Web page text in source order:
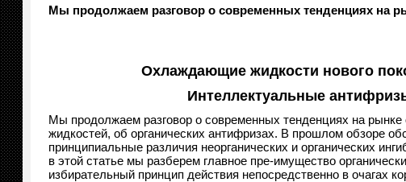
Мы продолжаем разговор о современных тенденциях на
Охлаждающие жидкости нового
Интеллектуальные
Мы продолжаем разговор о современных тенденциях на
жидкостей, об органических антифризах. В прошлом обзоре
принципиальные различия неорганических и органических
в этой статье мы разберем главное пре-имущество
избирательный принцип действия непосредственно в очагах